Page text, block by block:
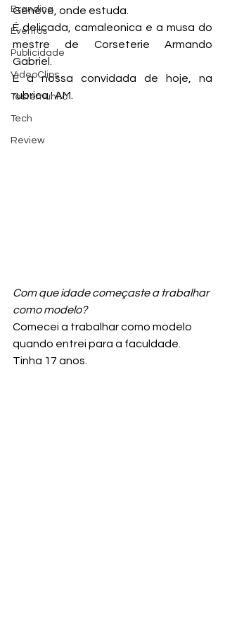
Branding
Eventos
Publicidade
VideoClips
Testemunho
Tech
Review
Genève, onde estuda.
É delicada, camaleonica e a musa do
mestre de Corseterie Armando
Gabriel.
É a nossa convidada de hoje, na
rubrica I AM.
Com que idade começaste a trabalhar
como modelo?
Comecei a trabalhar como modelo
quando entrei para a faculdade.
Tinha 17 anos.